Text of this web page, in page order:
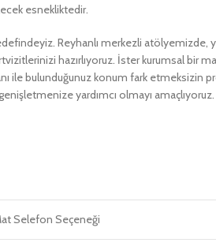
esnekliktedir.
Reyhanlı merkezli atölyemizde,
hazırlıyoruz. İster kurumsal bir
ile bulunduğunuz konum fark
yardımcı olmayı amaçlıyoruz.
Selefon Seçeneği